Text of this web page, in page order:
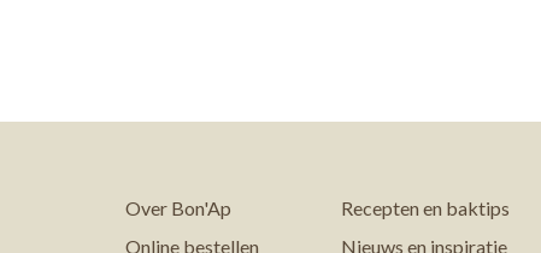
Over Bon'Ap
Recepten en baktips
Online bestellen
Nieuws en inspiratie